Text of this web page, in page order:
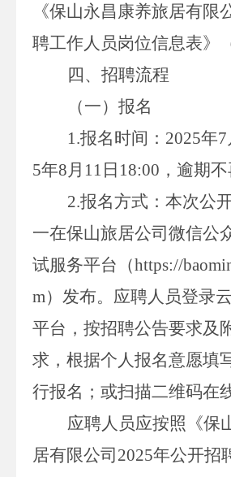
《保山永昌康养旅居有限
聘工作人员岗位信息表》
四、招聘流程
（一）报名
1.报名时间： 2025年7
5年8月 11 日 18:00 ，逾期
2.报名方式：本次公
一在保山旅居公司微信公
试服务平台（https://
m）发布。应聘人员登录
平台，按招聘公告要求及
求，根据个人报名意愿填
行报名；或扫描二维码在
应聘人员应按照《保
居有限公司 2025年公开招